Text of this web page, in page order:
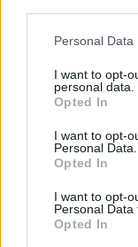
Please note that
not limited to your
grant or deny
use your data for
consent section.
Personal
I want to opt-
personal data.
Opted In
I want to opt-
Personal Data.
Opted In
I want to opt-
Personal Data
Opted In
Facebookon